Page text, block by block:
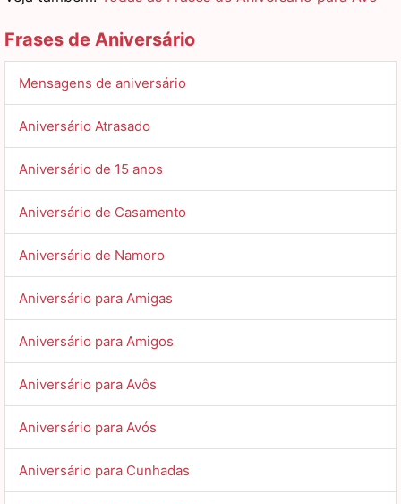
Frases de Aniversário
Mensagens de aniversário
Aniversário Atrasado
Aniversário de 15 anos
Aniversário de Casamento
Aniversário de Namoro
Aniversário para Amigas
Aniversário para Amigos
Aniversário para Avôs
Aniversário para Avós
Aniversário para Cunhadas